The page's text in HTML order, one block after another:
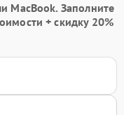
MacBook. Заполните
+скидку 20%